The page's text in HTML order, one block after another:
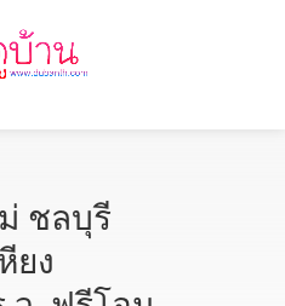
ชลบุรี
ยง